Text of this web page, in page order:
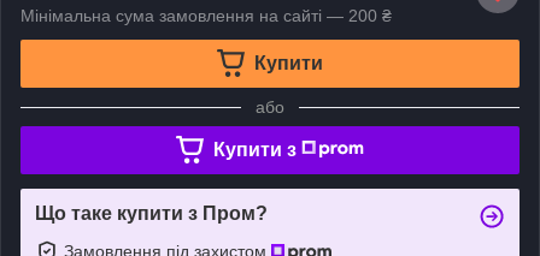
Мінімальна сума замовлення на сайті — 200 ₴
Купити
або
Купити з
Що таке купити з Пром?
Замовлення під захистом